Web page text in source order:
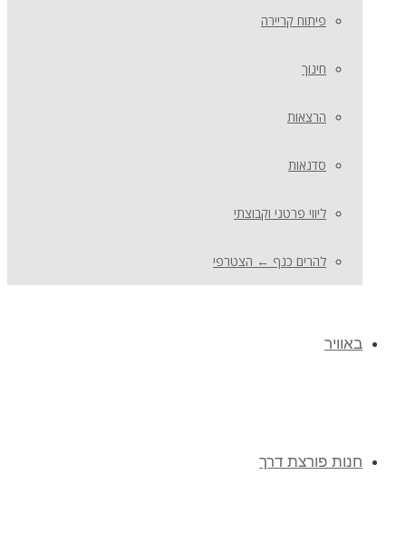
פיתוח קריירה
חינוך
הרצאות
סדנאות
ליווי פרטני וקבוצתי
להרים כנף ← הצטרפי
באוויר
חנות פורצת דרך